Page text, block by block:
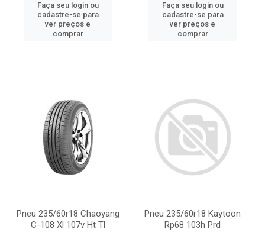
Faça seu login ou
cadastre-se para
ver preços e
comprar
Faça seu login ou
cadastre-se para
ver preços e
comprar
Pneu 235/60r18 Chaoyang
C-108 Xl 107v Ht Tl
Pneu 235/60r18 Kaytoon
Rp68 103h Prd